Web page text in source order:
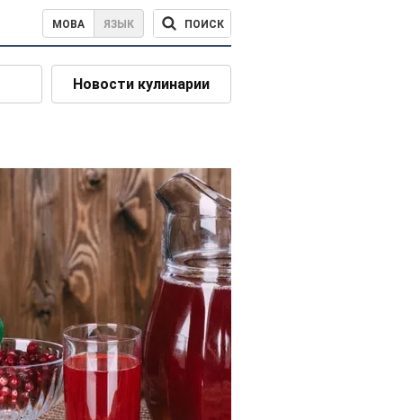
МОВА ЯЗЫК ПОИСК
Новости кулинарии